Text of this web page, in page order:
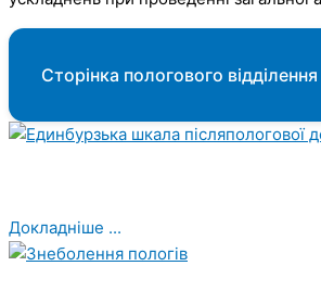
Сторінка пологового
Докладніше ...